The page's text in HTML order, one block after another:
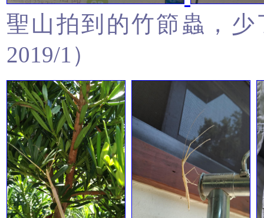
聖山拍到的竹節蟲，
2019/1）